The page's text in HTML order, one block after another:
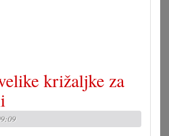
križaljke za